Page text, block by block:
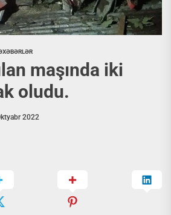
XƏBƏRLƏR
maşında iki
həlak oludu.
2022